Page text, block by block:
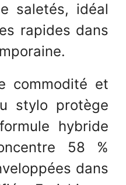
saletés, idéal
rapides dans
commodité et
stylo protège
hybride
58 %
dans